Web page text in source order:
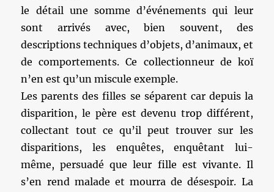
le détail une somme d’événements qui leur
sont arrivés avec, bien souvent, des
descriptions techniques d’objets, d’animaux, et
de comportements. Ce collectionneur de koï
n’en est qu’un miscule exemple.
Les parents des filles se séparent car depuis la
disparition, le père est devenu trop différent,
collectant tout ce qu’il peut trouver sur les
disparitions, les enquêtes, enquêtant lui-
même, persuadé que leur fille est vivante. Il
s’en rend malade et mourra de désespoir. La